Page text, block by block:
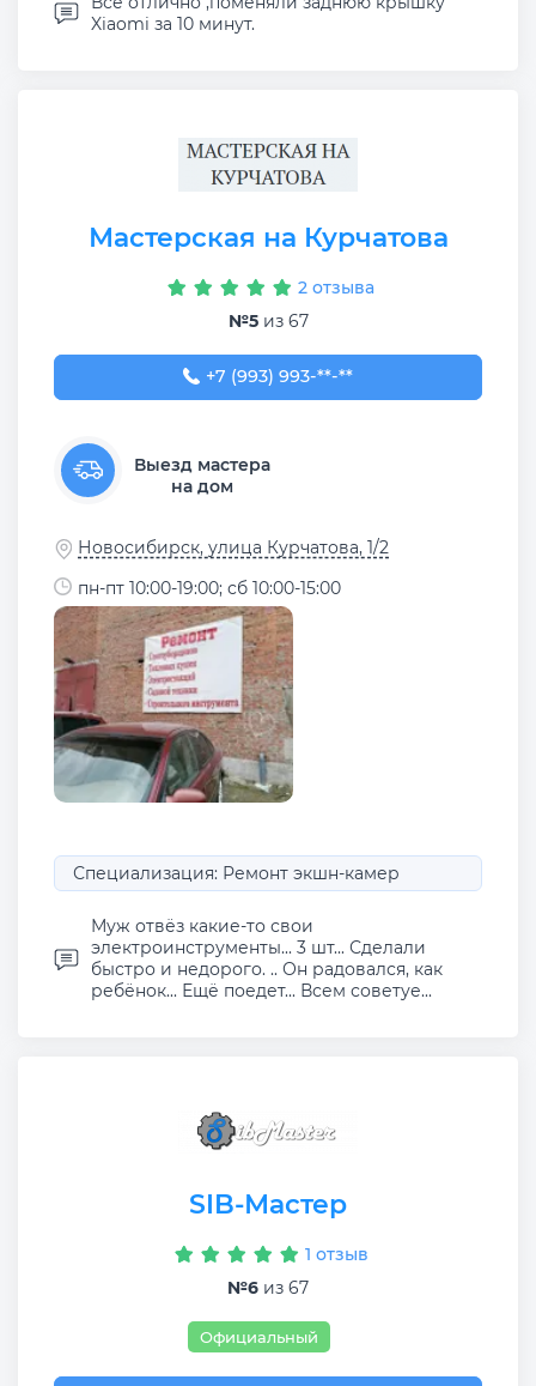
Xiaomi за 10 минут.
Мастерская на Курчатова
2 отзыва
№5из 67
+7 (993) 993-54-53
+7 (993) 993-**-**
Выезд мастера
на дом
Новосибирск, улица Курчатова, 1/2
пн-пт 10:00-19:00; сб 10:00-15:00
Специализация: Ремонт экшн-камер
Муж отвёз какие-то свои
электроинструменты... 3 шт... Сделали
быстро и недорого. .. Он радовался, как
ребёнок... Ещё поедет... Всем советуе...
SIB-Мастер
1 отзыв
№6 из 67
Официальный